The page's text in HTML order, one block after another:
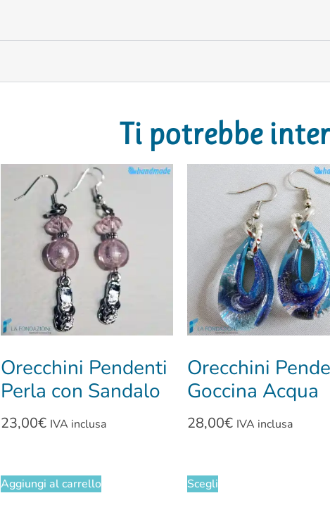
Ti potrebbe
Orecchini Pendenti
Perla con Sandalo
23,00€ IVA inclusa
Aggiungi al carrello
Orecchini
Goccina Acqua
28,00€ IVA inclusa
Scegli